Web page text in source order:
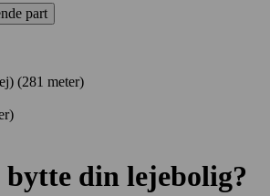
part
(281 meter)
bytte din lejebolig?